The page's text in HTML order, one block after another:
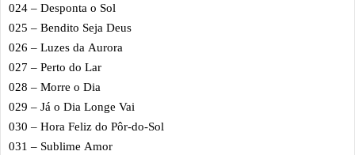
024 – Desponta o Sol
025 – Bendito Seja Deus
026 – Luzes da Aurora
027 – Perto do Lar
028 – Morre o Dia
029 – Já o Dia Longe Vai
030 – Hora Feliz do Pôr-do-Sol
031 – Sublime Amor